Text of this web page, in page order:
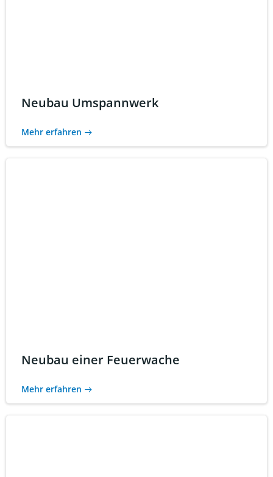
Neubau Umspannwerk
Mehr erfahren
Neubau einer Feuerwache
Mehr erfahren